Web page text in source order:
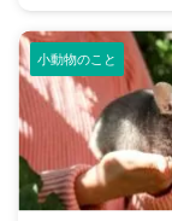
悩みはありませんか
しは幸せで満ちてい
のにおいが気になる
さんは少なくありま
に、来客時などは「
い、大丈夫かな？」
てしまうこともある
この記事では、猫の
小動物のこと